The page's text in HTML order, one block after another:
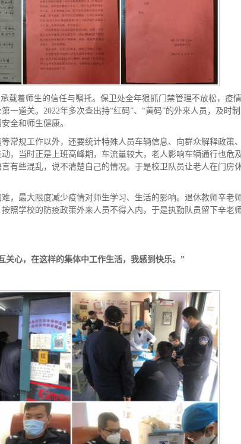
载着师生的信任与嘱托。保卫处全年狠抓门禁管理不放松，疫
道关。2022年多次查出持“红码”、“黄码”的外来人员，及时
全和师生健康。
常规工作以外，还要统计特殊人员车辆信息、向群众解释政策
，当时正是上班高峰期，车流量较大，老人影响车辆通行也危
有些混乱，说不清楚自己的情况。于是校卫队员让老人在门房
，最大限度减少疫情对师生学习、生活的影响。退休教师辛老
照学校的防疫政策外来人员不得入内，于是执勤队员留下辛老
关心，在这样的集体中工作生活，我感到快乐。”